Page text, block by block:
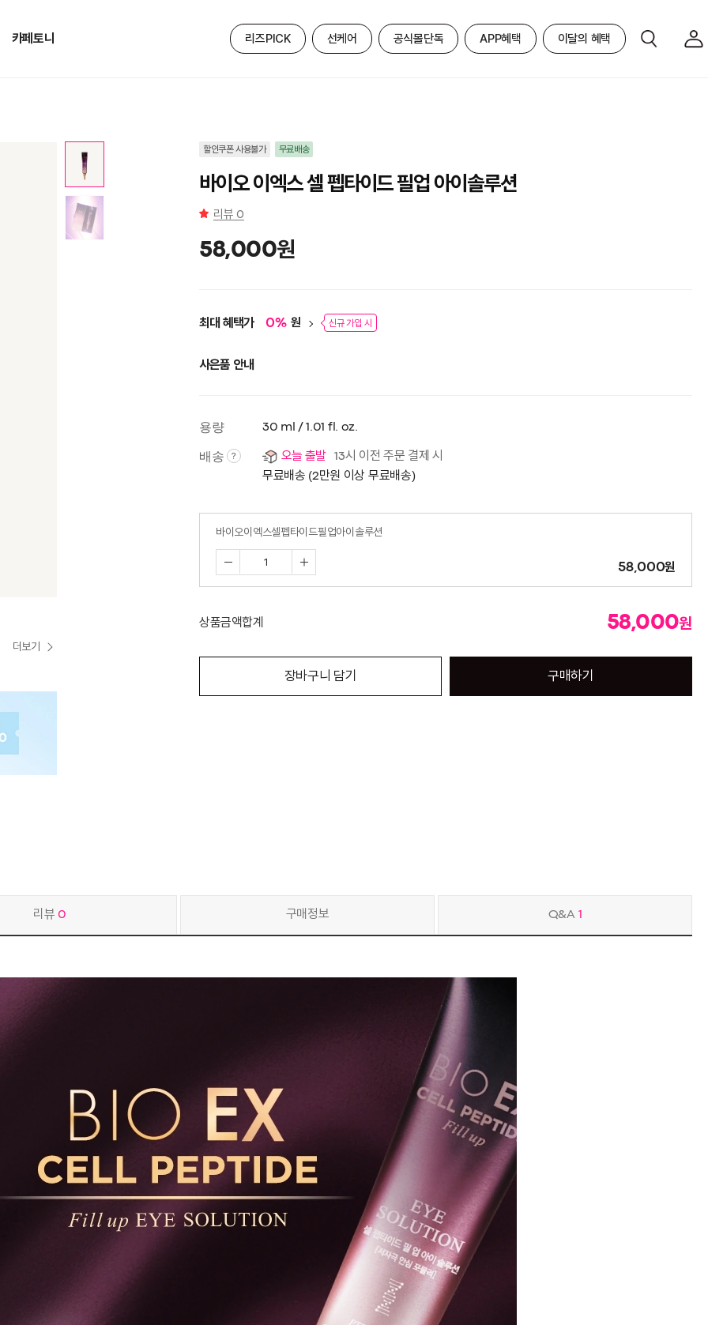
카페토니 리즈PICK 선케어 공식몰단독 APP혜택 이달의 혜택
더보기
할인쿠폰 사용불가 무료배송
바이오 이엑스 셀 펩타이드 필업 아이솔루션
리뷰 0
58,000원
최대 혜택가 0% 원 신규 가입 시
사은품 안내
용량 30 ml / 1.01 fl. oz.
배송 ? 오늘 출발
13시 이전 주문 결제 시
무료배송 (2만원 이상 무료배송)
바이오이엑스셀펩타이드필업아이솔루션
58,000원
상품금액합계 58,000원
장바구니 담기 구매하기
리뷰 0 구매정보 Q&A 1